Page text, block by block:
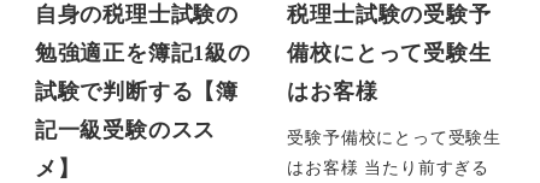
自身の税理士試験の
勉強適正を簿記1級の
試験で判断する【簿
記一級受験のスス
メ】
税理士試験の受験予
備校にとって受験生
はお客様
受験予備校にとって受験生
はお客様 当たり前すぎる